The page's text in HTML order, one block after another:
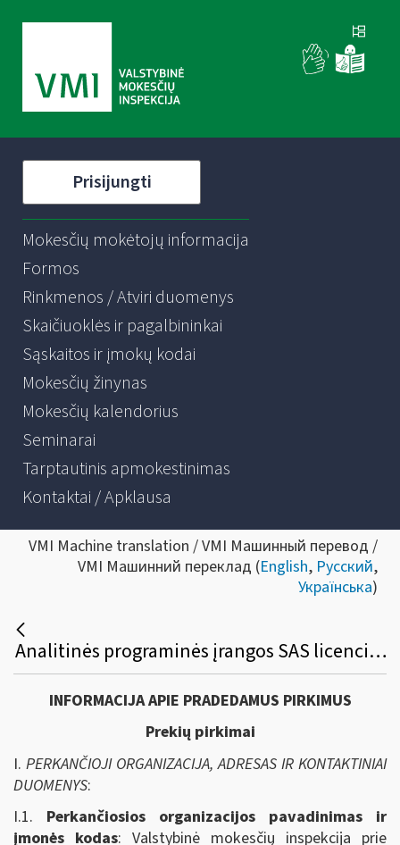
Prisijungti
Mokesčių mokėtojų informacija
Formos
Rinkmenos / Atviri duomenys
Skaičiuoklės ir pagalbininkai
Sąskaitos ir įmokų kodai
Mokesčių žinynas
Mokesčių kalendorius
Seminarai
Tarptautinis apmokestinimas
Kontaktai / Apklausa
VMI Machine translation / VMI Машинный перевод /
VMI Машинний переклад (English, Русский,
Українська)
Analitinės programinės įrangos SAS licencijų viešasis pirkimas
INFORMACIJA APIE PRADEDAMUS PIRKIMUS
Prekių pirkimai
I. PERKANČIOJI ORGANIZACIJA, ADRESAS IR KONTAKTINIAI
DUOMENYS:
I.1. Perkančiosios organizacijos pavadinimas ir
įmonės kodas: Valstybinė mokesčių inspekcija prie